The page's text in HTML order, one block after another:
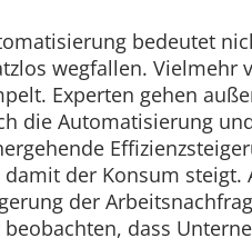
bedeutet
wegfallen. Vielmehr
Experten gehen
die Automatisierung
damit der Konsum steigt.
der
beobachten, dass